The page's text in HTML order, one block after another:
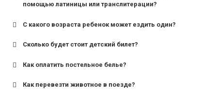
помощью латиницы или транслитерации?
С какого возраста ребенок может ездить один?
для поездов дальнего следования — от 10 лет и
для пригородных поездов — от 7 лет.
Сколько будет стоит детский билет?
Как оплатить постельное белье?
Как перевезти животное в поезде?